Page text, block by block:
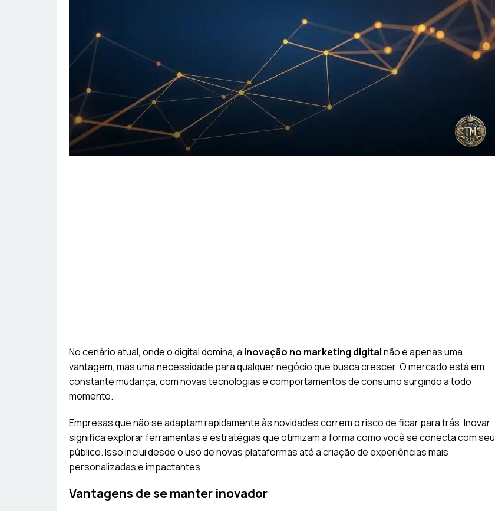
No cenário atual, onde o digital domina, a inovação no marketing digitalnão é apenas uma
vantagem, mas uma necessidade para qualquer negócio que busca crescer. O mercado está em
constante mudança, com novas tecnologias e comportamentos de consumo surgindo a todo
momento.
Empresas que não se adaptam rapidamente às novidades correm o risco de ficar para trás. Inovar
significa explorar ferramentas e estratégias que otimizam a forma como você se conecta com seu
público. Isso inclui desde o uso de novas plataformas até a criação de experiências mais
personalizadas e impactantes.
Vantagens de se manter inovador